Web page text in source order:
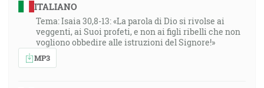
ITALIANO
Tema: Isaia 30,8-13: «La parola di Dio si rivolse ai
veggenti, ai Suoi profeti, e non ai figli ribelli che non
vogliono obbedire alle istruzioni del Signore!»
MP3